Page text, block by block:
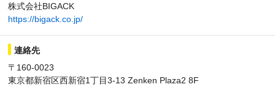
株式会社BIGACK
https://bigack.co.jp/
連絡先
〒160-0023
東京都新宿区西新宿1丁目3-13 Zenken Plaza2 8F